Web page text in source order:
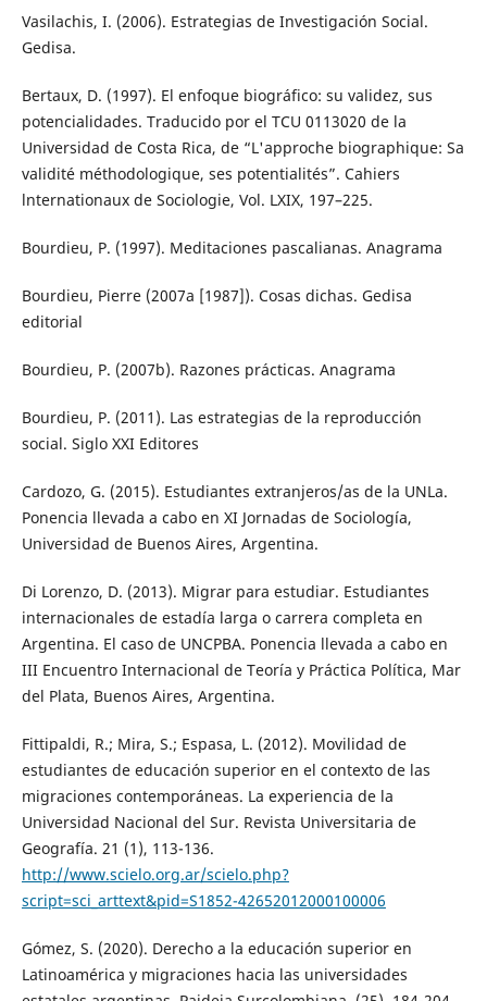
Vasilachis, I. (2006). Estrategias de Investigación Social.
Gedisa.
Bertaux, D. (1997). El enfoque biográfico: su validez, sus
potencialidades. Traducido por el TCU 0113020 de la
Universidad de Costa Rica, de “L'approche biographique: Sa
validité méthodologique, ses potentialités”. Cahiers
lnternationaux de Sociologie, Vol. LXIX, 197–225.
Bourdieu, P. (1997). Meditaciones pascalianas. Anagrama
Bourdieu, Pierre (2007a [1987]). Cosas dichas. Gedisa
editorial
Bourdieu, P. (2007b). Razones prácticas. Anagrama
Bourdieu, P. (2011). Las estrategias de la reproducción
social. Siglo XXI Editores
Cardozo, G. (2015). Estudiantes extranjeros/as de la UNLa.
Ponencia llevada a cabo en XI Jornadas de Sociología,
Universidad de Buenos Aires, Argentina.
Di Lorenzo, D. (2013). Migrar para estudiar. Estudiantes
internacionales de estadía larga o carrera completa en
Argentina. El caso de UNCPBA. Ponencia llevada a cabo en
III Encuentro Internacional de Teoría y Práctica Política, Mar
del Plata, Buenos Aires, Argentina.
Fittipaldi, R.; Mira, S.; Espasa, L. (2012). Movilidad de
estudiantes de educación superior en el contexto de las
migraciones contemporáneas. La experiencia de la
Universidad Nacional del Sur. Revista Universitaria de
Geografía. 21 (1), 113-136.
http://www.scielo.org.ar/scielo.php?
script=sci_arttext&pid=S1852-42652012000100006
Gómez, S. (2020). Derecho a la educación superior en
Latinoamérica y migraciones hacia las universidades